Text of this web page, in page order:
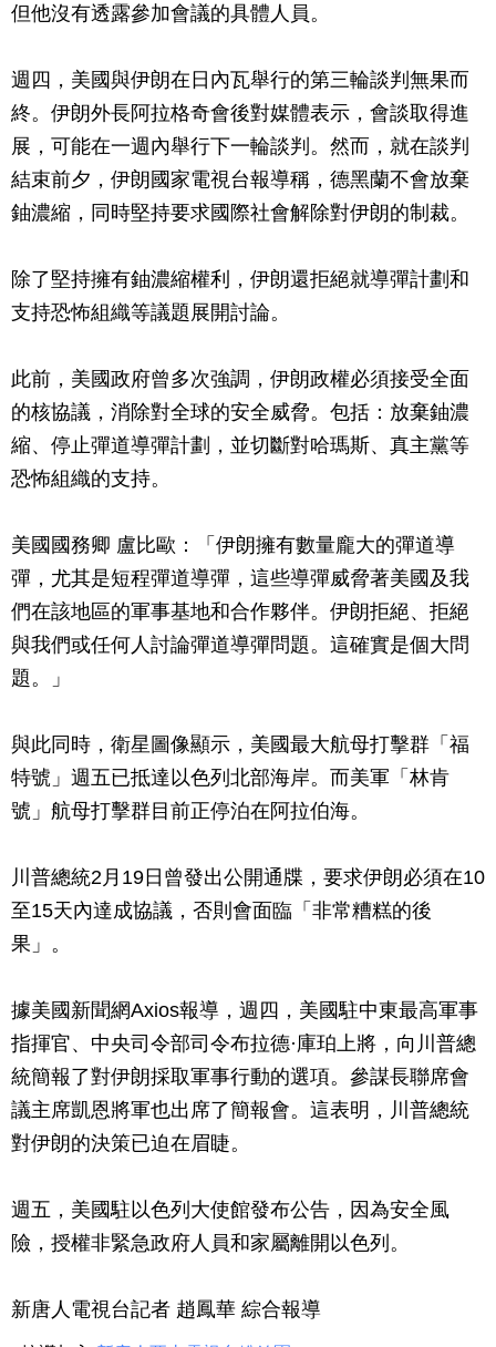
但他沒有透露參加會議的具體人員。
週四，美國與伊朗在日內瓦舉行的第三輪談判無果而
終。伊朗外長阿拉格奇會後對媒體表示，會談取得進
展，可能在一週內舉行下一輪談判。然而，就在談判
結束前夕，伊朗國家電視台報導稱，德黑蘭不會放棄
鈾濃縮，同時堅持要求國際社會解除對伊朗的制裁。
除了堅持擁有鈾濃縮權利，伊朗還拒絕就導彈計劃和
支持恐怖組織等議題展開討論。
此前，美國政府曾多次強調，伊朗政權必須接受全面
的核協議，消除對全球的安全威脅。包括：放棄鈾濃
縮、停止彈道導彈計劃，並切斷對哈瑪斯、真主黨等
恐怖組織的支持。
美國國務卿 盧比歐 ：「伊朗擁有數量龐大的彈道導
彈，尤其是短程彈道導彈，這些導彈威脅著美國及我
們在該地區的軍事基地和合作夥伴。伊朗拒絕、拒絕
與我們或任何人討論彈道導彈問題。這確實是個大問
題。」
與此同時， 衛星圖像顯示，美國最大航母打擊群「福
特號」週五已抵達以色列北部海岸。而美軍「林肯
號」航母打擊群目前正停泊在阿拉伯海。
川普總統2月19日曾發出公開通牒，要求伊朗必須在10
至15天內達成協議，否則會面臨「非常糟糕的後
果」。
據美國新聞網Axios報導，週四，美國駐中東最高軍事
指揮官、中央司令部司令布拉德·庫珀上將，向川普總
統簡報了對伊朗採取軍事行動的選項。參謀長聯席會
議主席凱恩將軍也出席了簡報會。這表明，川普總統
對伊朗的決策已迫在眉睫。
週五，美國駐以色列大使館發布公告，因為安全風
險，授權非緊急政府人員和家屬離開以色列。
新唐人電視台記者 趙鳳華 綜合報導